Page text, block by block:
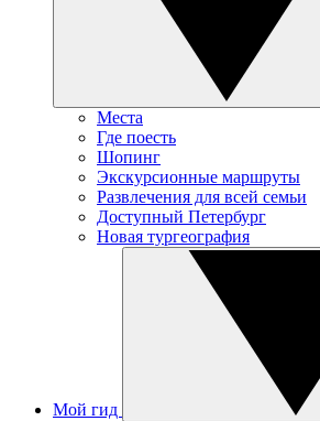
Места
Где поесть
Шопинг
Экскурсионные маршруты
Развлечения для всей семьи
Доступный Петербург
Новая тургеография
Мой гид